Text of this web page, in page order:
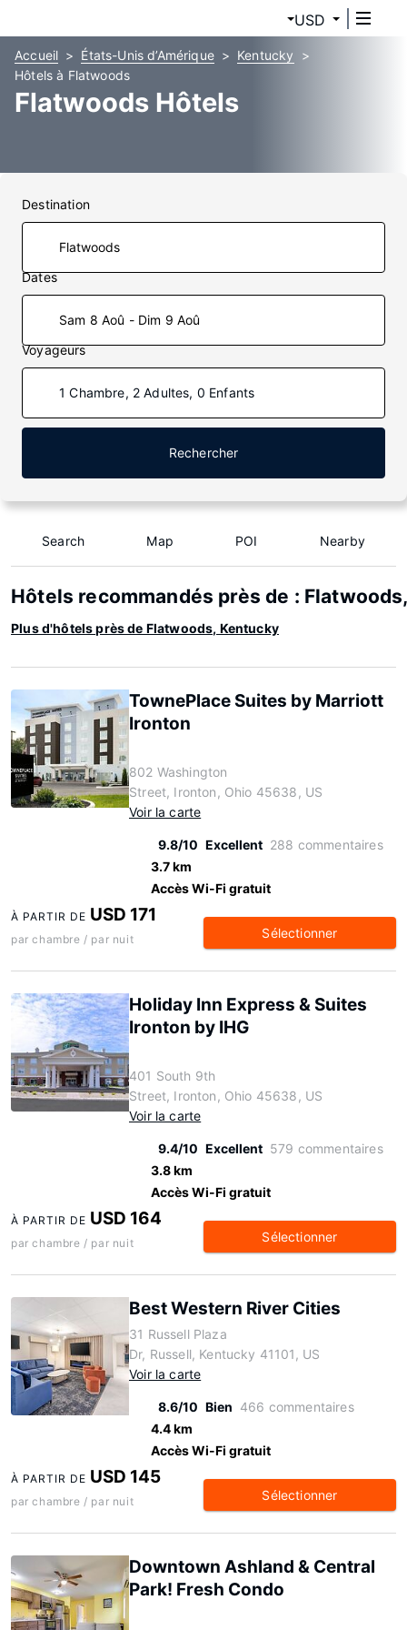
USD
Accueil États-Unis d’Amérique
Kentucky
Hôtels à Flatwoods
Flatwoods Hôtels
Destination
Dates
Sam 8 Aoû - Dim 9 Aoû
Voyageurs
1 Chambre, 2 Adultes, 0 Enfants
Rechercher
Search Map POI Nearby
Hôtels recommandés près de :
Plus d'hôtels près de Flatwoods, Kentucky
TownePlace Suites by Marriott
Ironton
802 Washington
Street, Ironton, Ohio 45638, US
Voir la carte
9.8/10 Excellent 288 commentaires
3.7 km
Accès Wi-Fi gratuit
À PARTIR DE USD 171
par chambre / par nuit Sélectionner
Holiday Inn Express & Suites
Ironton by IHG
401 South 9th
Street, Ironton, Ohio 45638, US
Voir la carte
9.4/10 Excellent 579 commentaires
3.8 km
Accès Wi-Fi gratuit
À PARTIR DE USD 164
par chambre / par nuit Sélectionner
Best Western River Cities
31 Russell Plaza
Dr, Russell, Kentucky 41101, US
Voir la carte
8.6/10 Bien 466 commentaires
4.4 km
Accès Wi-Fi gratuit
À PARTIR DE USD 145
par chambre / par nuit Sélectionner
Downtown Ashland & Central
Park! Fresh Condo